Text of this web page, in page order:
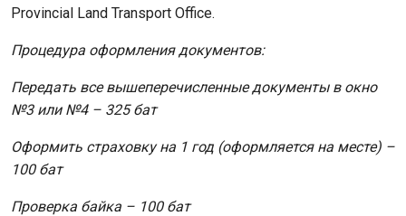
Provincial Land Transport Office.
Процедура оформления документов:
Передать все вышеперечисленные документы в окно
№3 или №4 – 325 бат
Оформить страховку на 1 год (оформляется на месте) –
100 бат
Проверка байка – 100 бат